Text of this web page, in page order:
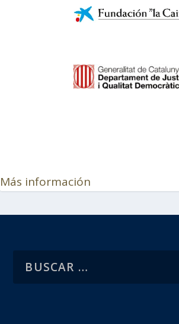
Más información